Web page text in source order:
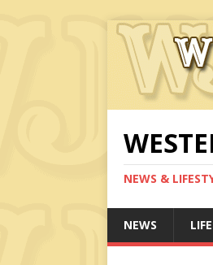
NEWS &
NEWS